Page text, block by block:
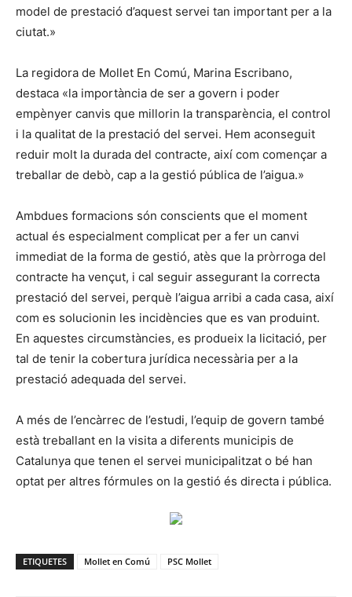
model de prestació d’aquest servei tan important per a la
ciutat.»
La regidora de Mollet En Comú, Marina Escribano,
destaca «la importància de ser a govern i poder
empènyer canvis que millorin la transparència, el control
i la qualitat de la prestació del servei. Hem aconseguit
reduir molt la durada del contracte, així com començar a
treballar de debò, cap a la gestió pública de l’aigua.»
Ambdues formacions són conscients que el moment
actual és especialment complicat per a fer un canvi
immediat de la forma de gestió, atès que la pròrroga del
contracte ha vençut, i cal seguir assegurant la correcta
prestació del servei, perquè l’aigua arribi a cada casa, així
com es solucionin les incidències que es van produint.
En aquestes circumstàncies, es produeix la licitació, per
tal de tenir la cobertura jurídica necessària per a la
prestació adequada del servei.
A més de l’encàrrec de l’estudi, l’equip de govern també
està treballant en la visita a diferents municipis de
Catalunya que tenen el servei municipalitzat o bé han
optat per altres fórmules on la gestió és directa i pública.
ETIQUETES Mollet en Comú PSC Mollet